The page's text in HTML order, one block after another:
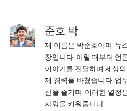
준호 박
제 이름은 박준호이며, 뉴
장입니다. 어릴 때부터 언
이야기를 전달하며 세상
제 경력을 바쳤습니다. 업
산을 즐기며, 이러한 열정
사랑을 키워줍니다.